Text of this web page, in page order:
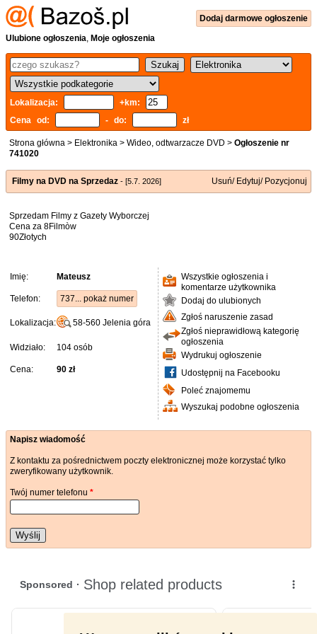
Dodaj darmowe ogłoszenie
Ulubione ogłoszenia, Moje ogłoszenia
Lokalizacja:
+km:
Cena od:
- do: zł
Strona główna > Elektronika > Wideo, odtwarzacze DVD > Ogłoszenie nr
741020
Filmy na DVD na Sprzedaz - [5.7. 2026] Usuń/ Edytuj/ Pozycjonuj
Sprzedam Filmy z Gazety Wyborczej
Cena za 8Filmòw
90Złotych
Imię: Mateusz
Telefon: 737... pokaż numer
Lokalizacja: 58-560 Jelenia góra
Widziało: 104 osób
Cena: 90 zł
Wszystkie ogłoszenia i
komentarze użytkownika
Dodaj do ulubionych
Zgłoś naruszenie zasad
Zgłoś nieprawidłową kategorię
ogłoszenia
Wydrukuj ogłoszenie
Udostępnij na Facebooku
Poleć znajomemu
Wyszukaj podobne ogłoszenia
Napisz wiadomość
Z kontaktu za pośrednictwem poczty elektronicznej może korzystać tylko
zweryfikowany użytkownik.
Twój numer telefonu *
Wyślij